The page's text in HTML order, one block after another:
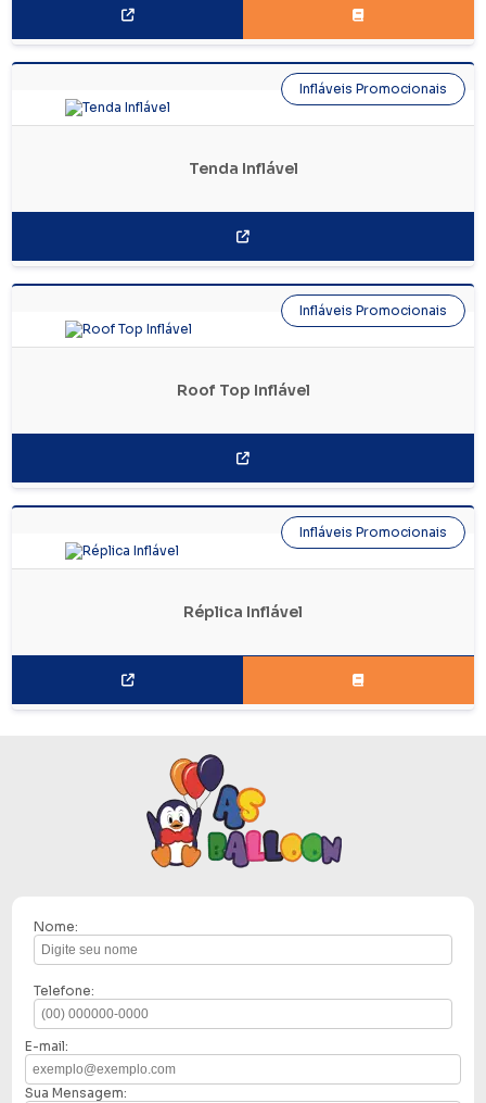
Tenda Inflável
Infláveis Promocionais
Roof Top Inflável
Infláveis Promocionais
Réplica Inflável
Infláveis Promocionais
Nome:
Telefone:
E-mail:
Sua Mensagem: